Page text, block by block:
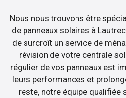
Nous nous trouvons être
de panneaux solaires à
de surcroît un service de
révision de votre centrale
régulier de vos panneaux est
leurs performances et
reste, notre équipe qualifiée